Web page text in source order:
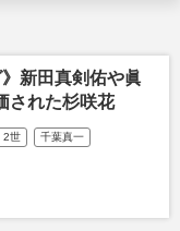
新田真剣佑や眞
された杉咲花
2世 千葉真一